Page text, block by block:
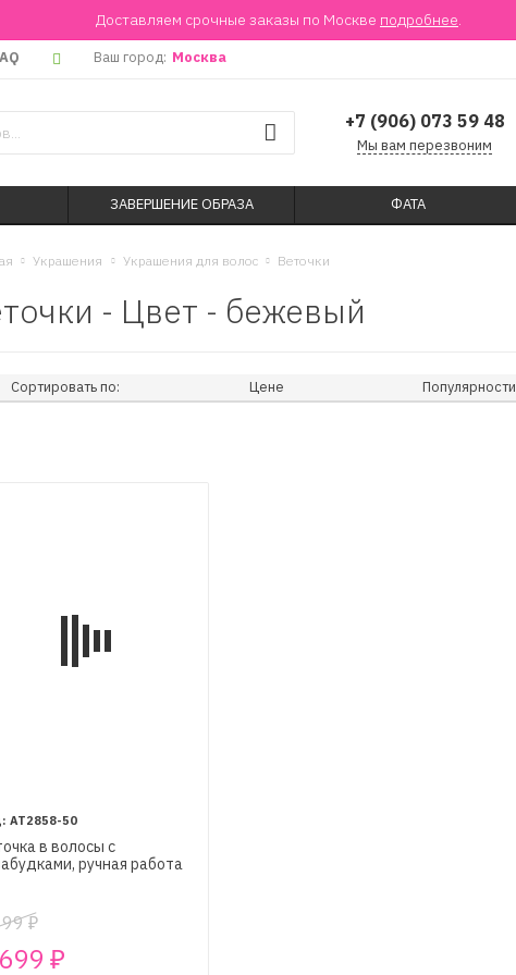
Доставляем срочные заказы по Москве подробнее.
Ваш город: Москва
+7 (906) 073 59 48
Мы вам перезвоним
ЗАВЕРШЕНИЕ ОБРАЗА ФАТА
Украшения Украшения для волос Веточки
- Цвет - бежевый
Сортировать по: Цене Популярности
AT2858-50
в волосы с
ручная работа
₽
₽